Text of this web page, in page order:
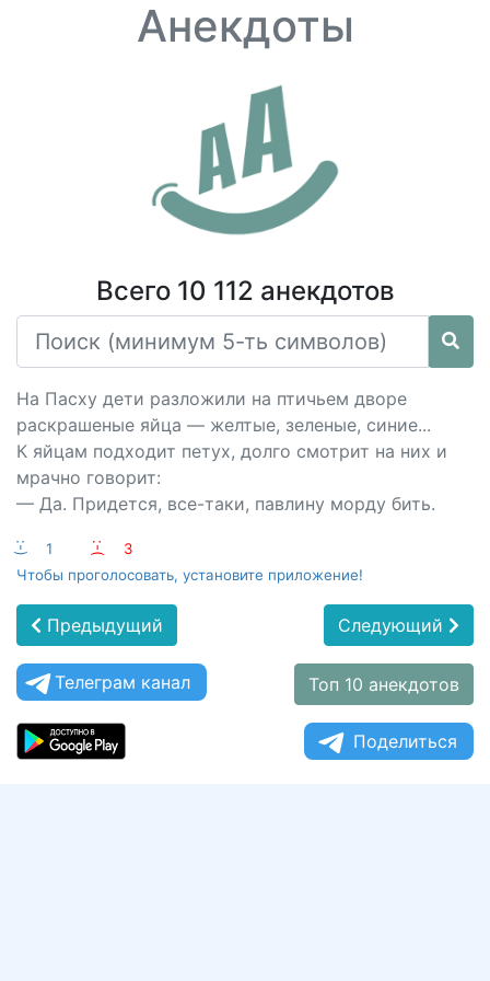
Анекдоты
Всего 10 112 анекдотов
На Пасху дети разложили на птичьем дворе
раскрашеные яйца — желтые, зеленые, синие...
К яйцам подходит петух, долго смотрит на них и
мрачно говорит:
— Да. Придется, все-таки, павлину морду бить.
:-) 1 :-(
3
Чтобы проголосовать, установите приложение!
Предыдущий Следующий
Телеграм канал Топ 10 анекдотов
Поделиться